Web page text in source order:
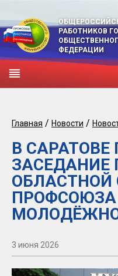
РАБОТНИКОВ
ФЕДЕРАЦИИ
Главная / Новости /
В
ЗАСЕДАНИЕ
ОБЛАСТНОЙ
3 июня 2026